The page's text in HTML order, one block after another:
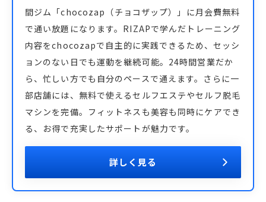
間ジム「chocozap（チョコザップ）」に月会費無料
で通い放題になります。RIZAPで学んだトレーニング
内容をchocozapで自主的に実践できるため、セッシ
ョンのない日でも運動を継続可能。24時間営業だか
ら、忙しい方でも自分のペースで通えます。さらに一
部店舗には、無料で使えるセルフエステやセルフ脱毛
マシンを完備。フィットネスも美容も同時にケアでき
る、お得で充実したサポートが魅力です。
詳しく見る